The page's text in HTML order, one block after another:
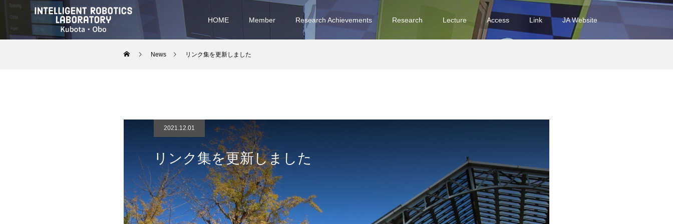
HOME Member Research Achievements Research Lecture Access Link JA Website
News リンク集を更新しました
2021.12.01
リンク集を更新しました